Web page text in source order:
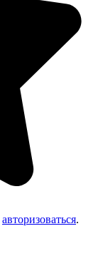
авторизоваться.